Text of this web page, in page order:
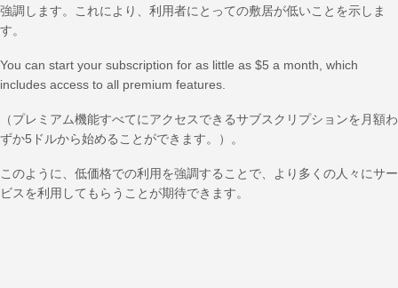
強調します。これにより、利用者にとっての敷居が低いことを示しま
す。
You can start your subscription for as little as $5 a month, which
includes access to all premium features.
（プレミアム機能すべてにアクセスできるサブスクリプションを月額わ
ずか5ドルから始めることができます。）。
このように、低価格での利用を強調することで、より多くの人々にサー
ビスを利用してもらうことが期待できます。